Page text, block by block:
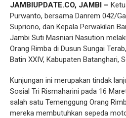
JAMBIUPDATE.CO, JAMBI –
Purwanto, bersama Danrem 042/
Supriono, dan Kepala Perwakilan
Jambi Suti Masniari Nasution
Orang Rimba di Dusun Sungai
Batin XXIV, Kabupaten Batanghari,
Kunjungan ini merupakan tindak
Sosial Tri Rismaharini pada 16
salah satu Temenggung Orang
mereka membutuhkan sepeda